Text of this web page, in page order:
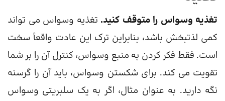
تغذیه وسواس را متوقف کنید. تغذیه وسواس می تواند
کمی لذتبخش باشد، بنابراین ترک این عادت واقعاً سخت
است. فقط فکر کردن به منبع وسواس، کنترل آن را بر شما
تقویت می کند. برای شکستن وسواس، باید آن را گرسنه
نگه دارید. به عنوان مثال، اگر به یک سلبریتی وسواس